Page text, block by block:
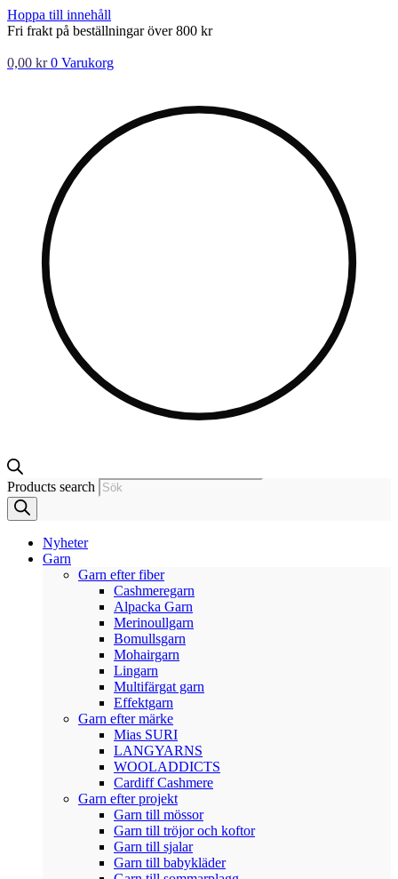
Hoppa till innehåll
Fri frakt på beställningar över 800 kr
0,00 kr 0 Varukorg
Products search
Nyheter
Garn
Garn efter fiber
Cashmeregarn
Alpacka Garn
Merinoullgarn
Bomullsgarn
Mohairgarn
Lingarn
Multifärgat garn
Effektgarn
Garn efter märke
Mias SURI
LANGYARNS
WOOLADDICTS
Cardiff Cashmere
Garn efter projekt
Garn till mössor
Garn till tröjor och koftor
Garn till sjalar
Garn till babykläder